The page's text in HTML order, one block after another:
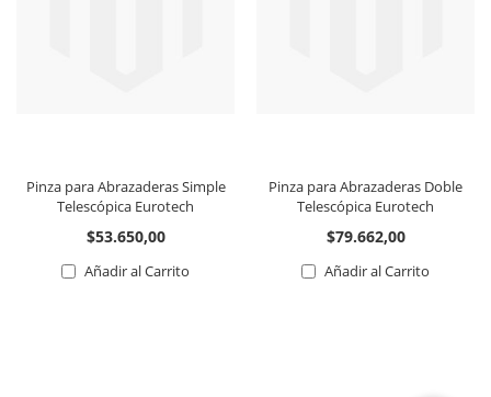
Pinza para Abrazaderas Simple
Telescópica Eurotech
$53.650,00
Añadir al Carrito
Pinza para Abrazaderas Doble
Telescópica Eurotech
$79.662,00
Añadir al Carrito